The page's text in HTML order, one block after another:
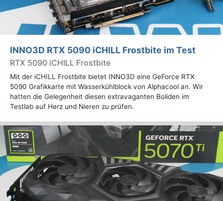
INNO3D RTX 5090 iCHILL Frostbite im Test
RTX 5090 iCHILL Frostbite
Mit der iCHILL Frostbite bietet INNO3D eine GeForce RTX
5090 Grafikkarte mit Wasserkühlblock von Alphacool an. Wir
hatten die Gelegenheit diesen extravaganten Boliden im
Testlab auf Herz und Nieren zu prüfen.